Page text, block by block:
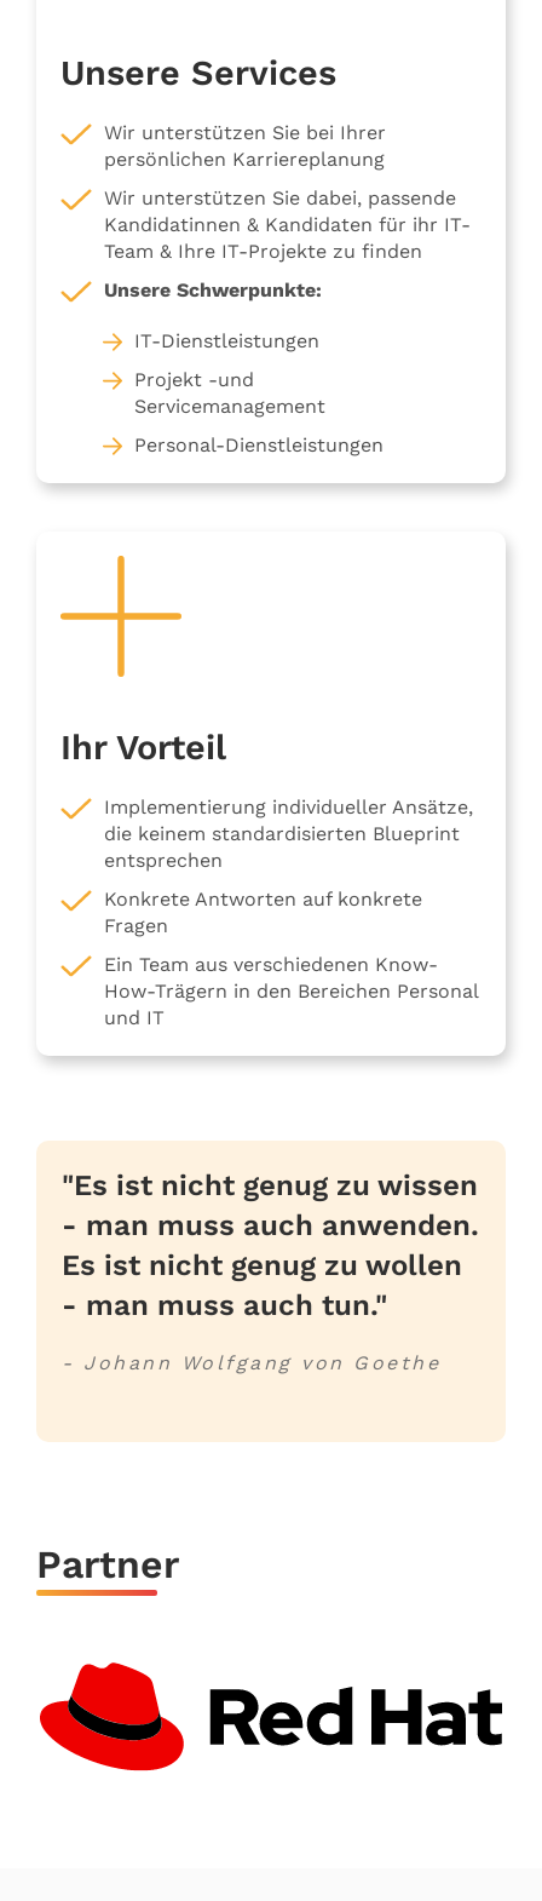
Unsere Services
Wir unterstützen Sie bei Ihrer
persönlichen Karriereplanung
Wir unterstützen Sie dabei, passende
Kandidatinnen & Kandidaten für ihr IT-
Team & Ihre IT-Projekte zu finden
Unsere Schwerpunkte:
IT-Dienstleistungen
Projekt -und
Servicemanagement
Personal-Dienstleistungen
Ihr Vorteil
Implementierung individueller Ansätze,
die keinem standardisierten Blueprint
entsprechen
Konkrete Antworten auf konkrete
Fragen
Ein Team aus verschiedenen Know-
How-Trägern in den Bereichen Personal
und IT
zu wissen
anwenden.
zu wollen
tun."
von Goethe
Wer nicht
muss wollen,
Denn das zu
nicht kann,
- Leonardo da
Partner